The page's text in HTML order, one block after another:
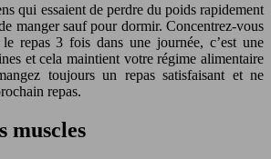
qui essaient de perdre du poids rapidement
manger sauf pour dormir. Concentrez-vous
repas 3 fois dans une journée, c’est une
et cela maintient votre régime alimentaire
toujours un repas satisfaisant et ne
repas.
muscles